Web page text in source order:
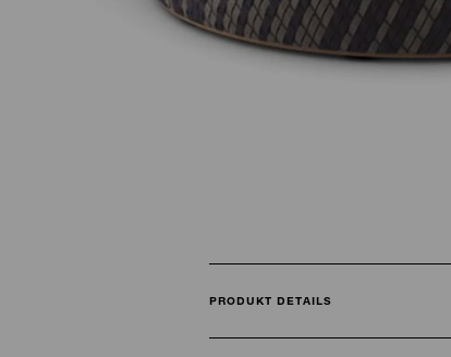
PRODUKT DETAILS